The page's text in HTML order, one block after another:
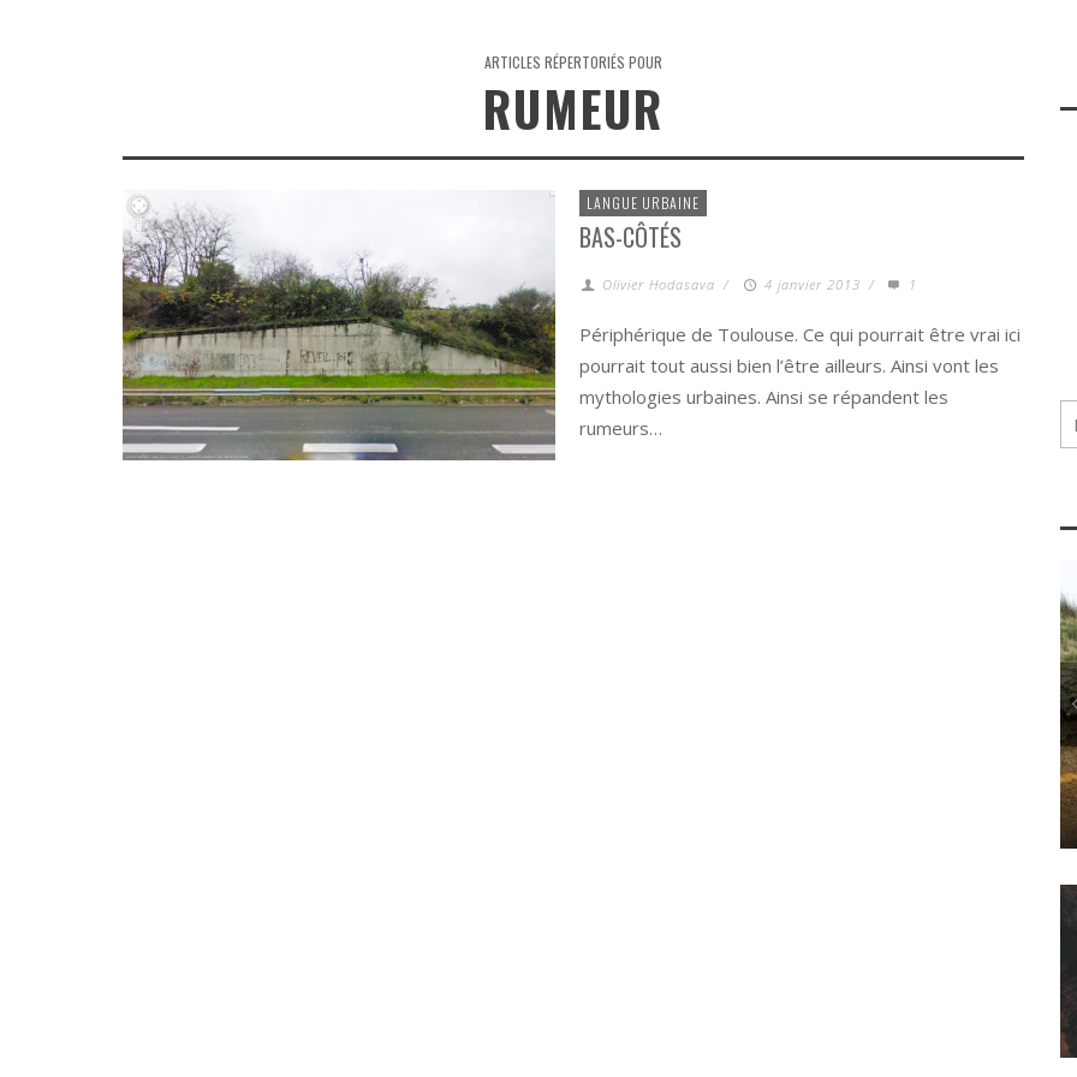
ARTICLES RÉPERTORIÉS POUR
RUMEUR
LANGUE URBAINE
BAS-CÔTÉS
Olivier Hodasava / 4 janvier 2013 / 1
Périphérique de Toulouse. Ce qui pourrait être vrai ici
pourrait tout aussi bien l’être ailleurs. Ainsi vont les
mythologies urbaines. Ainsi se répandent les
rumeurs…